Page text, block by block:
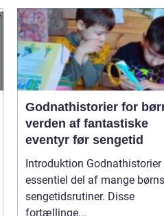
Godnathistorier for
verden af fantastiske
eventyr før sengetid
Introduktion Godnathistorier er en
essentiel del af mange børns
sengetidsrutiner. Disse
fortællinge...